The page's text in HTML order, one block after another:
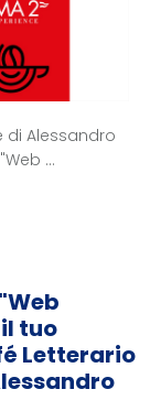
di Alessandro
...
tuo
Letterario